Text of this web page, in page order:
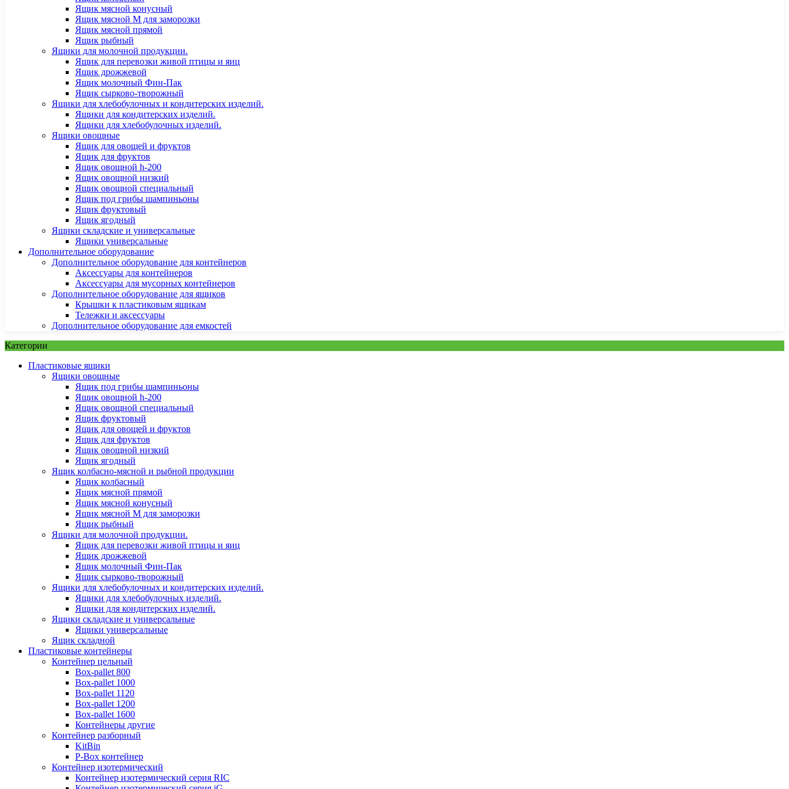
Ящик мясной конусный
Ящик мясной М для заморозки
Ящик мясной прямой
Ящик рыбный
Ящики для молочной продукции.
Ящик для перевозки живой птицы и яиц
Ящик дрожжевой
Ящик молочный Фин-Пак
Ящик сырково-творожный
Ящики для хлебобулочных и кондитерских изделий.
Ящики для кондитерских изделий.
Ящики для хлебобулочных изделий.
Ящики овощные
Ящик для овощей и фруктов
Ящик для фруктов
Ящик овощной h-200
Ящик овощной низкий
Ящик овощной специальный
Ящик под грибы шампиньоны
Ящик фруктовый
Ящик ягодный
Ящики складские и универсальные
Ящики универсальные
Дополнительное оборудование
Дополнительное оборудование для контейнеров
Аксессуары для контейнеров
Аксессуары для мусорных контейнеров
Дополнительное оборудование для ящиков
Крышки к пластиковым ящикам
Тележки и аксессуары
Дополнительное оборудование для емкостей
Категории
Пластиковые ящики
Ящики овощные
Ящик под грибы шампиньоны
Ящик овощной h-200
Ящик овощной специальный
Ящик фруктовый
Ящик для овощей и фруктов
Ящик для фруктов
Ящик овощной низкий
Ящик ягодный
Ящик колбасно-мясной и рыбной продукции
Ящик колбасный
Ящик мясной прямой
Ящик мясной конусный
Ящик мясной М для заморозки
Ящик рыбный
Ящики для молочной продукции.
Ящик для перевозки живой птицы и яиц
Ящик дрожжевой
Ящик молочный Фин-Пак
Ящик сырково-творожный
Ящики для хлебобулочных и кондитерских изделий.
Ящики для хлебобулочных изделий.
Ящики для кондитерских изделий.
Ящики складские и универсальные
Ящики универсальные
Ящик складной
Пластиковые контейнеры
Контейнер цельный
Box-pallet 800
Box-pallet 1000
Box-pallet 1120
Box-pallet 1200
Box-pallet 1600
Контейнеры другие
Контейнер разборный
KitBin
P-Box контейнер
Контейнер изотермический
Контейнер изотермический серия RIC